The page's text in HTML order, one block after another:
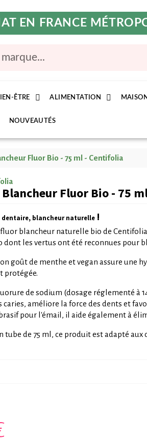
EN FRANCE
ÊTRE ALIMENTATION MAISON
NOUVEAUTÉS
Fluor Bio - 75 ml - Centifolia
Fluor Bio - 75
dentaire, blancheur naturelle !
blancheur naturelle bio de
dont les vertus ont été reconnues pour
goût de menthe et vegan assure une
protégée.
de sodium (dosage réglementé à
caries, améliore la force des dents et
pour l'émail, il aide également à
tube de 75 ml, ce produit est adapté